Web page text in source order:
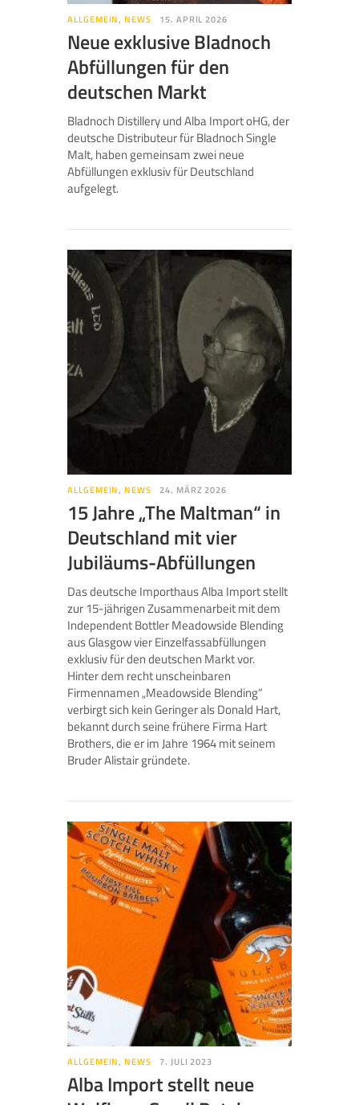
ALLGEMEIN,NEWS 15. APRIL 2026
Neue exklusive Bladnoch
Abfüllungen für den
deutschen Markt
Bladnoch Distillery und Alba Import oHG, der
deutsche Distributeur für Bladnoch Single
Malt, haben gemeinsam zwei neue
Abfüllungen exklusiv für Deutschland
aufgelegt.
ALLGEMEIN,NEWS 24. MÄRZ 2026
15 Jahre „The Maltman“ in
Deutschland mit vier
Jubiläums-Abfüllungen
Das deutsche Importhaus Alba Import stellt
zur 15-jährigen Zusammenarbeit mit dem
Independent Bottler Meadowside Blending
aus Glasgow vier Einzelfassabfüllungen
exklusiv für den deutschen Markt vor.
Hinter dem recht unscheinbaren
Firmennamen „Meadowside Blending“
verbirgt sich kein Geringer als Donald Hart,
bekannt durch seine frühere Firma Hart
Brothers, die er im Jahre 1964 mit seinem
Bruder Alistair gründete.
ALLGEMEIN,NEWS 7. JULI 2023
Alba Import stellt neue